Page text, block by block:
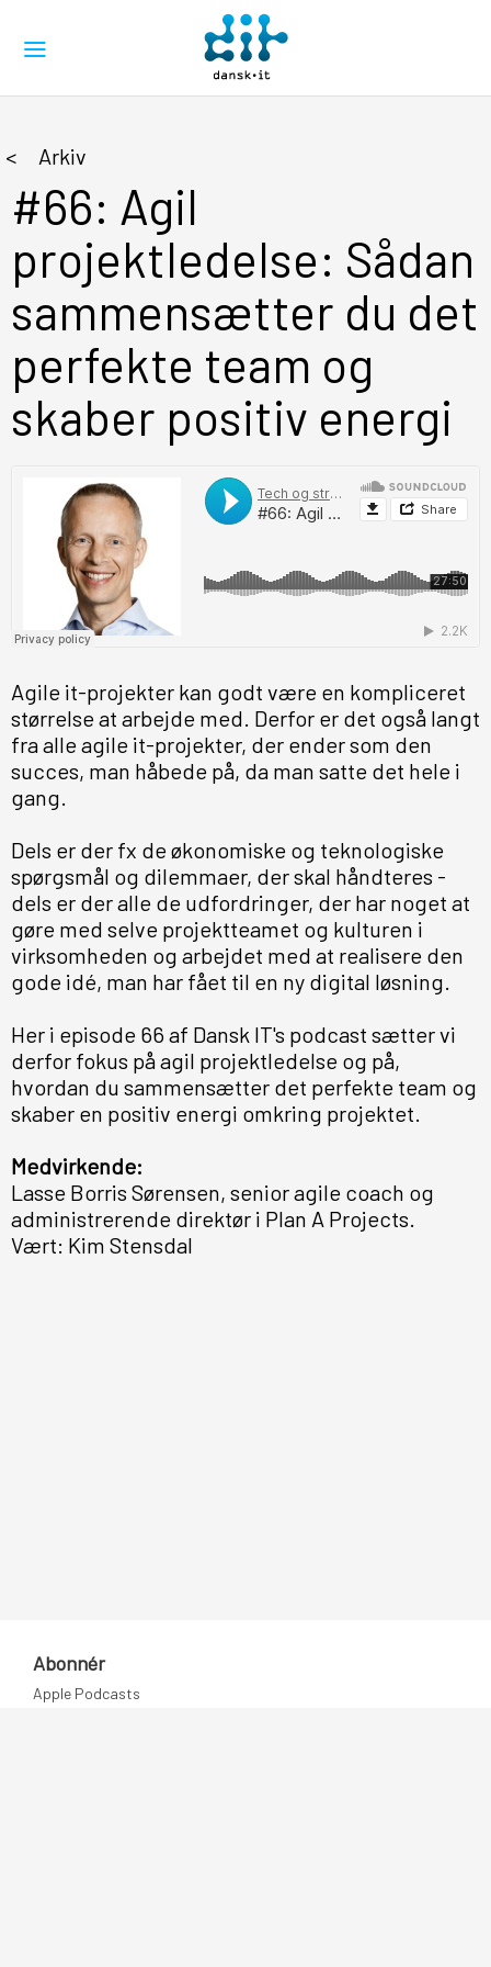
Arkiv
#66: Agil
projektledelse: Sådan
sammensætter du det
perfekte team og
skaber positiv energi
Agile it-projekter kan godt være en kompliceret
størrelse at arbejde med. Derfor er det også langt
fra alle agile it-projekter, der ender som den
succes, man håbede på, da man satte det hele i
gang.
Dels er der fx de økonomiske og teknologiske
spørgsmål og dilemmaer, der skal håndteres -
dels er der alle de udfordringer, der har noget at
gøre med selve projektteamet og kulturen i
virksomheden og arbejdet med at realisere den
gode idé, man har fået til en ny digital løsning.
Her i episode 66 af Dansk IT's podcast sætter vi
derfor fokus på agil projektledelse og på,
hvordan du sammensætter det perfekte team og
skaber en positiv energi omkring projektet.
Medvirkende:
Lasse Borris Sørensen, senior agile coach og
administrerende direktør i Plan A Projects.
Vært: Kim Stensdal
Abonnér
Apple Podcasts